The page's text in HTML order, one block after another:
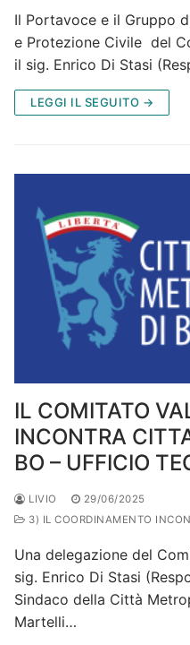
Il Portavoce e il Gruppo
e Protezione Civile del
il sig. Enrico Di Stasi
LEGGI IL SEGUITO →
IL COMITATO
INCONTRA
BO – UFFICIO
LIVIO
29/06/2025
3) IL COORDINAMENTO
Una delegazione del
sig. Enrico Di Stasi
Sindaco della Città
Martelli…